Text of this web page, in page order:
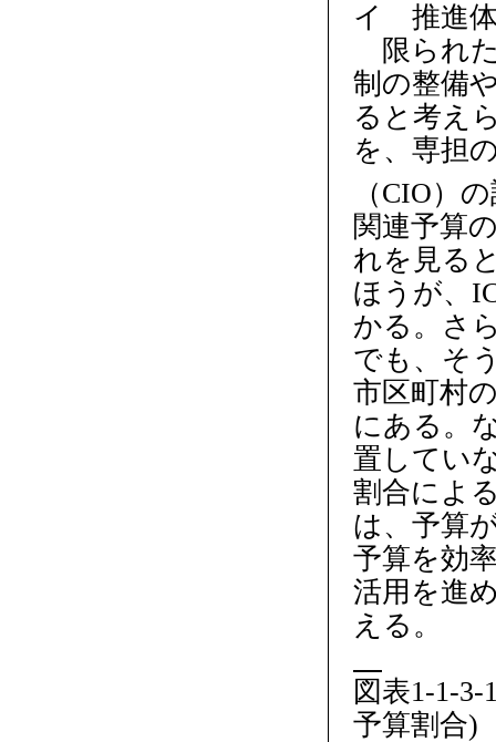
イ 推進体
限られ
制の整備
ると考え
を、専担
（CIO）
関連予算
れを見る
ほうが、
かる。さ
でも、そ
市区町村
にある。
置してい
割合によ
は、予算
予算を効
活用を進
える。
図表1-1-
予算割合)